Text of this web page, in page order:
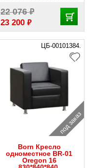
22 076₽
23 200 ₽
ЦБ-00101384.
под заказ
Born Кресло
одноместное BR-01
Oregon 16